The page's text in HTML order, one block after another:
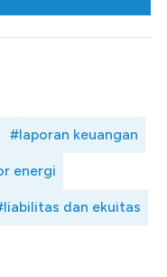
#laporan keuangan
energi
dan ekuitas